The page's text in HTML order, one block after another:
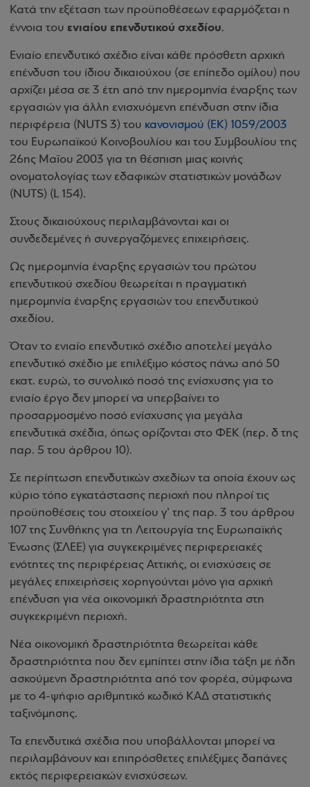
Κατά την εξέταση των προϋποθέσεων εφαρμόζεται η
έννοια του ενιαίου επενδυτικού σχεδίου.
Ενιαίο επενδυτικό σχέδιο είναι κάθε πρόσθετη αρχική
επένδυση του ίδιου δικαιούχου (σε επίπεδο ομίλου) που
αρχίζει μέσα σε 3 έτη από την ημερομηνία έναρξης των
εργασιών για άλλη ενισχυόμενη επένδυση στην ίδια
περιφέρεια (NUTS 3) του κανονισμού (ΕΚ) 1059/2003
του Ευρωπαϊκού Κοινοβουλίου και του Συμβουλίου της
26ης Μαΐου 2003 για τη θέσπιση μιας κοινής
ονοματολογίας των εδαφικών στατιστικών μονάδων
(NUTS) (L 154).
Στους δικαιούχους περιλαμβάνονται και οι
συνδεδεμένες ή συνεργαζόμενες επιχειρήσεις.
Ως ημερομηνία έναρξης εργασιών του πρώτου
επενδυτικού σχεδίου θεωρείται η πραγματική
ημερομηνία έναρξης εργασιών του επενδυτικού
σχεδίου.
Όταν το ενιαίο επενδυτικό σχέδιο αποτελεί μεγάλο
επενδυτικό σχέδιο με επιλέξιμο κόστος πάνω από 50
εκατ. ευρώ, το συνολικό ποσό της ενίσχυσης για το
ενιαίο έργο δεν μπορεί να υπερβαίνει το
προσαρμοσμένο ποσό ενίσχυσης για μεγάλα
επενδυτικά σχέδια, όπως ορίζονται στο ΦΕΚ (περ. δ της
παρ. 5 του άρθρου 10).
Σε περίπτωση επενδυτικών σχεδίων τα οποία έχουν ως
κύριο τόπο εγκατάστασης περιοχή που πληροί τις
προϋποθέσεις του στοιχείου γ’ της παρ. 3 του άρθρου
107 της Συνθήκης για τη Λειτουργία της Ευρωπαϊκής
Ένωσης (ΣΛΕΕ) για συγκεκριμένες περιφερειακές
ενότητες της περιφέρειας Αττικής, οι ενισχύσεις σε
μεγάλες επιχειρήσεις χορηγούνται μόνο για αρχική
επένδυση για νέα οικονομική δραστηριότητα στη
συγκεκριμένη περιοχή.
Νέα οικονομική δραστηριότητα θεωρείται κάθε
δραστηριότητα που δεν εμπίπτει στην ίδια τάξη με ήδη
ασκούμενη δραστηριότητα από τον φορέα, σύμφωνα
με το 4-ψήφιο αριθμητικό κωδικό ΚΑΔ στατιστικής
ταξινόμησης.
Τα επενδυτικά σχέδια που υποβάλλονται μπορεί να
περιλαμβάνουν και επιπρόσθετες επιλέξιμες δαπάνες
εκτός περιφερειακών ενισχύσεων.